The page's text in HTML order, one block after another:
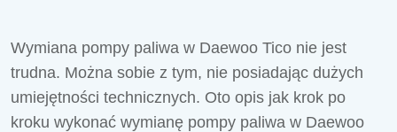
Wymiana pompy paliwa w Daewoo Tico nie jest
trudna. Można sobie z tym, nie posiadając dużych
umiejętności technicznych. Oto opis jak krok po
kroku wykonać wymianę pompy paliwa w Daewoo